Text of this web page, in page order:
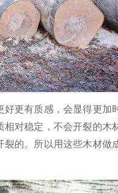
更有质感，会显得更加
对稳定，不会开裂的木
的。所以用这些木材做